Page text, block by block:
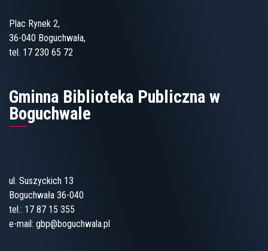
Plac Rynek 2,
36-040 Boguchwała,
tel. 17 230 65 72
Gminna Biblioteka Publiczna w
Boguchwale
ul. Suszyckich 13
Boguchwała 36-040
tel.: 17 87 15 355
e-mail: gbp@boguchwala.pl